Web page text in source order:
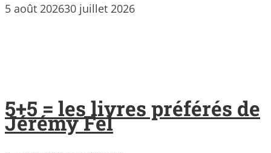
5 août 202630 juillet 2026
5+5 = les livres préférés de
Jérémy Fel